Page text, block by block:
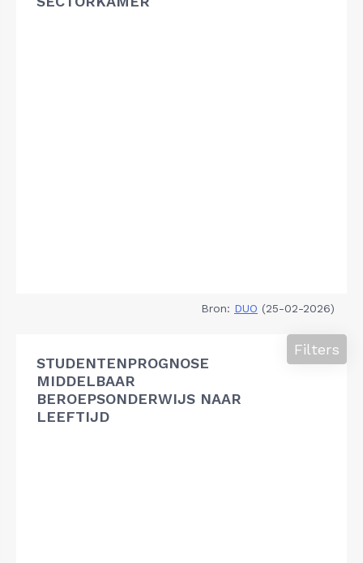
Bron: DUO (25-02-2026)
STUDENTENPROGNOSE
MIDDELBAAR
BEROEPSONDERWIJS NAAR
LEEFTIJD
Filters